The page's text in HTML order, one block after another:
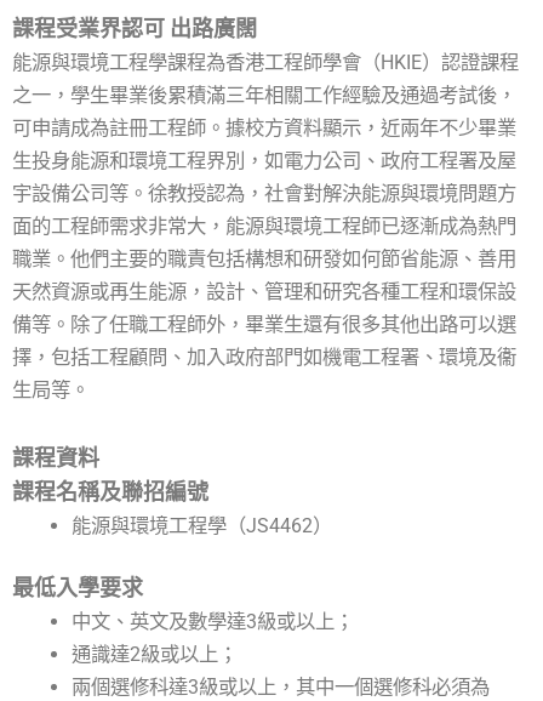
課程受業界認可 出路廣闊
能源與環境工程學課程為香港工程師學會（HKIE）認證課程
之一，學生畢業後累積滿三年相關工作經驗及通過考試後，
可申請成為註冊工程師。據校方資料顯示，近兩年不少畢業
生投身能源和環境工程界別，如電力公司、政府工程署及屋
宇設備公司等。徐教授認為，社會對解決能源與環境問題方
面的工程師需求非常大，能源與環境工程師已逐漸成為熱門
職業。他們主要的職責包括構想和研發如何節省能源、善用
天然資源或再生能源，設計、管理和研究各種工程和環保設
備等。除了任職工程師外，畢業生還有很多其他出路可以選
擇，包括工程顧問、加入政府部門如機電工程署、環境及衞
生局等。
課程資料
課程名稱及聯招編號
能源與環境工程學（JS4462）
最低入學要求
中文、英文及數學達3級或以上；
通識達2級或以上；
兩個選修科達3級或以上，其中一個選修科必須為